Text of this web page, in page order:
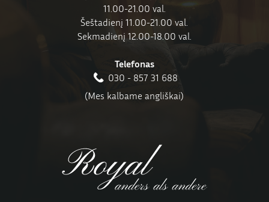
11.00-21.00 val.
Šeštadienį 11.00-21.00 val.
Sekmadienį 12.00-18.00 val.
Telefonas
030 - 857 31 688
(Mes kalbame angliškai)